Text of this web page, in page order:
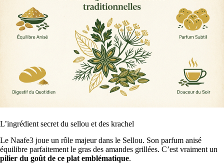
L’ingrédient secret du sellou et des krachel
Le Naafe3 joue un rôle majeur dans le Sellou. Son parfum anisé
équilibre parfaitement le gras des amandes grillées. C’est vraiment un
pilier du goût de ce plat emblématique.